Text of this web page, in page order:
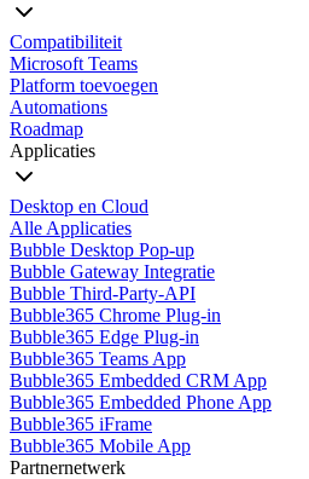
Compatibiliteit
Microsoft Teams
Platform toevoegen
Automations
Roadmap
Applicaties
Desktop en Cloud
Alle Applicaties
Bubble Desktop Pop-up
Bubble Gateway Integratie
Bubble Third-Party-API
Bubble365 Chrome Plug-in
Bubble365 Edge Plug-in
Bubble365 Teams App
Bubble365 Embedded CRM App
Bubble365 Embedded Phone App
Bubble365 iFrame
Bubble365 Mobile App
Partnernetwerk